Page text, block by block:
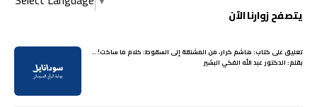
يتصفح زوارنا الآن
تعليق على كتاب: هاشم كرار، من المشنقة إلى السقوط: كلام ما ساكت! ..
بقلم: الدكتور عبد الله الفكي البشير